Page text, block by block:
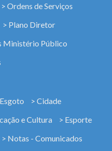
> Ordens de Serviços
> Plano Diretor
Ministério Público
> Cidade
e Cultura
> Esporte
> Notas - Comunicados